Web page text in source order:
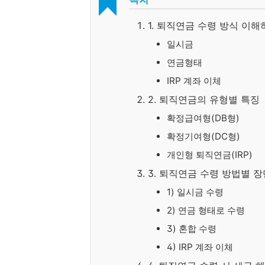
1. 퇴직연금 수령 방식 이해
일시금
연금형태
IRP 계좌 이체
2. 퇴직연금의 유형별 특징
확정급여형(DB형)
확정기여형(DC형)
개인형 퇴직연금(IRP)
3. 퇴직연금 수령 방법별 장
1) 일시금 수령
2) 연금 형태로 수령
3) 혼합 수령
4) IRP 계좌 이체